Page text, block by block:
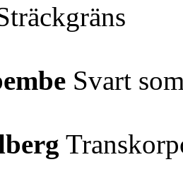
Svart